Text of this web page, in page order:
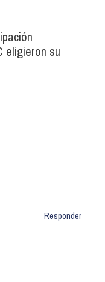
eligieron su
Responder